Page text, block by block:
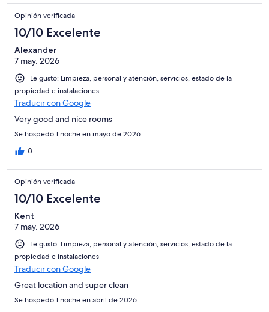
Opinión verificada
10/10 Excelente
Alexander
7 may. 2026
Le gustó: Limpieza, personal y atención, servicios, estado de la
propiedad e instalaciones
Traducir con Google
Very good and nice rooms
Se hospedó 1 noche en mayo de 2026
0
Opinión verificada
10/10 Excelente
Kent
7 may. 2026
Le gustó: Limpieza, personal y atención, servicios, estado de la
propiedad e instalaciones
Traducir con Google
Great location and super clean
Se hospedó 1 noche en abril de 2026